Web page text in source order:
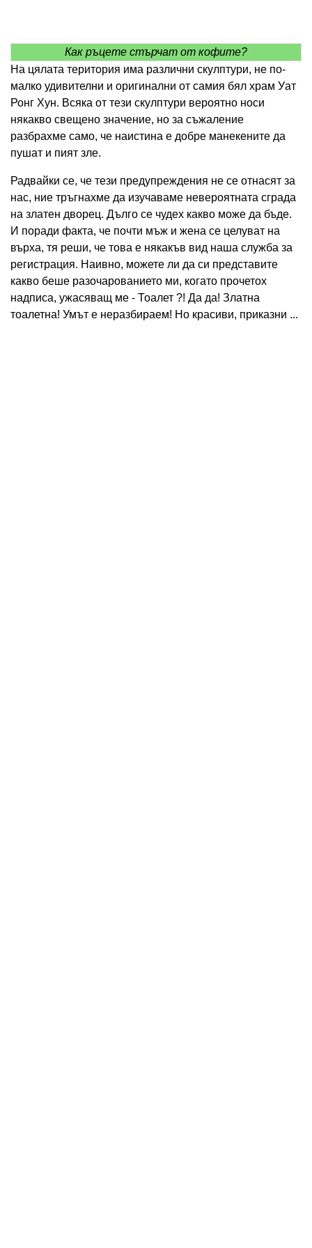
Как ръцете стърчат от кофите?
На цялата територия има различни скулптури, не по-
малко удивителни и оригинални от самия бял храм Уат
Ронг Хун. Всяка от тези скулптури вероятно носи
някакво свещено значение, но за съжаление
разбрахме само, че наистина е добре манекените да
пушат и пият зле.
Радвайки се, че тези предупреждения не се отнасят за
нас, ние тръгнахме да изучаваме невероятната сграда
на златен дворец. Дълго се чудех какво може да бъде.
И поради факта, че почти мъж и жена се целуват на
върха, тя реши, че това е някакъв вид наша служба за
регистрация. Наивно, можете ли да си представите
какво беше разочарованието ми, когато прочетох
надписа, ужасяващ ме - Тоалет ?! Да да! Златна
тоалетна! Умът е неразбираем! Но красиви, приказни ...